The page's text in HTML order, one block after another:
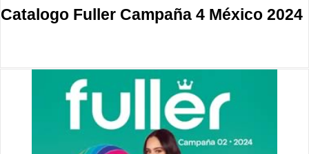
Catalogo Fuller Campaña 4 México 2024